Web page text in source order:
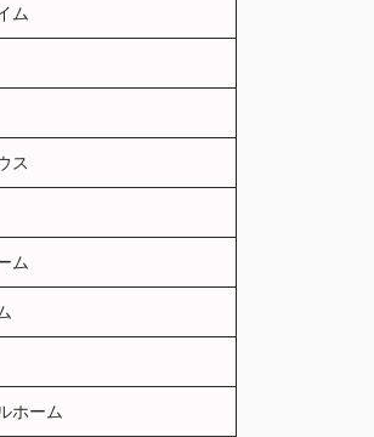
ム
ス
ム
ホーム